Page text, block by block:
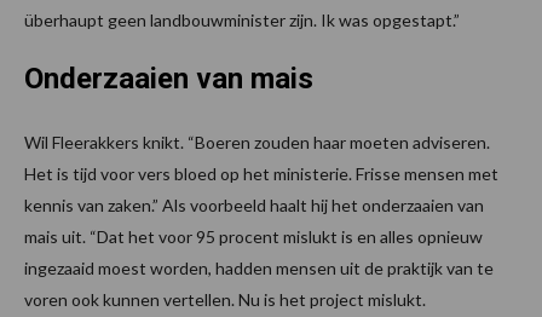
überhaupt geen landbouwminister zijn. Ik was opgestapt.”
Onderzaaien van mais
Wil Fleerakkers knikt. “Boeren zouden haar moeten adviseren.
Het is tijd voor vers bloed op het ministerie. Frisse mensen met
kennis van zaken.” Als voorbeeld haalt hij het onderzaaien van
mais uit. “Dat het voor 95 procent mislukt is en alles opnieuw
ingezaaid moest worden, hadden mensen uit de praktijk van te
voren ook kunnen vertellen. Nu is het project mislukt.